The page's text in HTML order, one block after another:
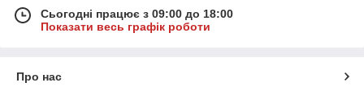
Сьогодні працює з 09:00 до 18:00
Показати весь графік роботи
Про нас